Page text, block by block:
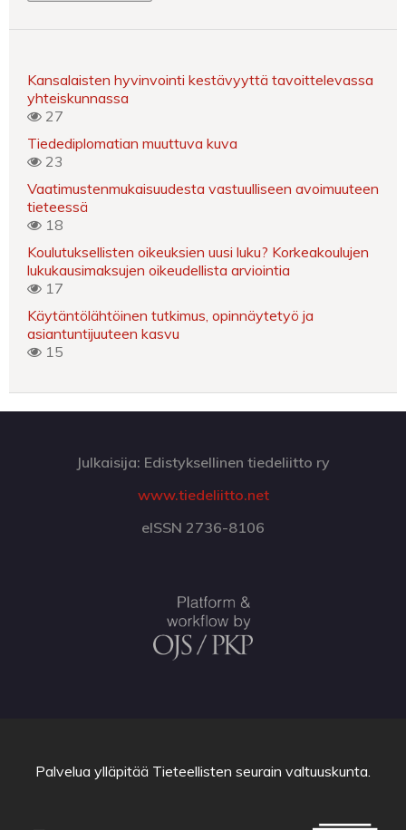
Kansalaisten hyvinvointi kestävyyttä tavoittelevassa
yhteiskunnassa
27
Tiedediplomatian muuttuva kuva
23
Vaatimustenmukaisuudesta vastuulliseen avoimuuteen
tieteessä
18
Koulutuksellisten oikeuksien uusi luku? Korkeakoulujen
lukukausimaksujen oikeudellista arviointia
17
Käytäntölähtöinen tutkimus, opinnäytetyö ja
asiantuntijuuteen kasvu
15
Julkaisija: Edistyksellinen tiedeliitto ry
www.tiedeliitto.net
eISSN 2736-8106
Palvelua ylläpitää Tieteellisten seurain valtuuskunta.